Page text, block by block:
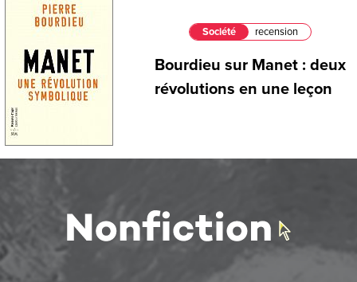
Société recension
Bourdieu sur Manet : deux
révolutions en une leçon